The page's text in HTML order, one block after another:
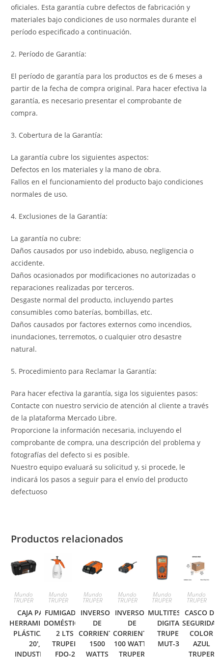
oficiales. Esta garantía cubre defectos de fabricación y
materiales bajo condiciones de uso normales durante el
período especificado a continuación.
2. Período de Garantía:
El período de garantía para los productos es de 6 meses a
partir de la fecha de compra original. Para hacer efectiva la
garantía, es necesario presentar el comprobante de
compra.
3. Cobertura de la Garantía:
La garantía cubre los siguientes aspectos:
Defectos en los materiales y la mano de obra.
Fallos en el funcionamiento del producto bajo condiciones
normales de uso.
4. Exclusiones de la Garantía:
La garantía no cubre:
Daños causados por uso indebido, abuso, negligencia o
accidente.
Daños ocasionados por modificaciones no autorizadas o
reparaciones realizadas por terceros.
Desgaste normal del producto, incluyendo partes
consumibles como baterías, bombillas, etc.
Daños causados por factores externos como incendios,
inundaciones, terremotos, o cualquier otro desastre
natural.
5. Procedimiento para Reclamar la Garantía:
Para hacer efectiva la garantía, siga los siguientes pasos:
Contacte con nuestro servicio de atención al cliente a través
de la plataforma Mercado Libre.
Proporcione la información necesaria, incluyendo el
comprobante de compra, una descripción del problema y
fotografías del defecto si es posible.
Nuestro equipo evaluará su solicitud y, si procede, le
indicará los pasos a seguir para el envío del producto
defectuoso
Productos relacionados
Mundo
TRUPER
CAJA PARA
HERRAMIENTA,
PLÁSTICA DE
20′,
INDUSTRIAL
Mundo
TRUPER
FUMIGADOR
DOMÉSTICO,
2 LTS
TRUPER
FDO-2
Mundo
TRUPER
INVERSOR
DE
CORRIENTE
1500
WATTS
Mundo
TRUPER
INVERSOR
DE
CORRIENTE
100 WATTS
TRUPER
Mundo
TRUPER
MULTITESTER
DIGITAL
TRUPER
MUT-33
Mundo
TRUPER
CASCO DE
COLOR
AZUL
TRUPER